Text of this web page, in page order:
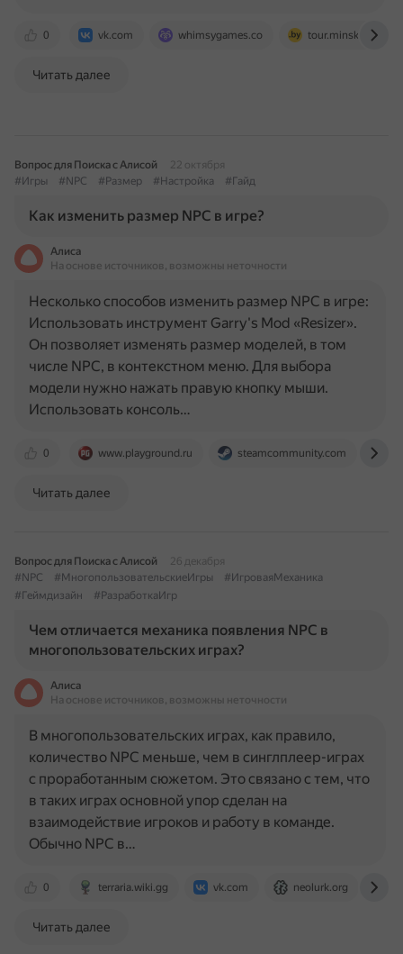
0 vk.com whimsygames.co tour.minsk.by
Читать далее
Вопрос для Поиска с Алисой
22 октября
#Игры
#NPC #Размер #Настройка #Гайд
Как изменить размер NPC в игре?
Алиса
На основе источников, возможны неточности
0 www.playground.ru steamcommunity.com
Несколько способов изменить размер NPC в игре:
Использовать инструмент Garry's Mod «Resizer».
Он позволяет изменять размер моделей, в том
числе NPC, в контекстном меню. Для выбора
модели нужно нажать правую кнопку мыши.
Использовать консоль…
Читать далее
Вопрос для Поиска с Алисой
26 декабря
#NPC
#МногопользовательскиеИгры
#ИгроваяМеханика
#Геймдизайн
#РазработкаИгр
Чем отличается механика появления NPC в
многопользовательских играх?
Алиса
На основе источников, возможны неточности
0 terraria.wiki.gg vk.com neolurk.org
В многопользовательских играх, как правило,
количество NPC меньше, чем в синглплеер-играх
с проработанным сюжетом. Это связано с тем, что
в таких играх основной упор сделан на
взаимодействие игроков и работу в команде.
Обычно NPC в…
Читать далее